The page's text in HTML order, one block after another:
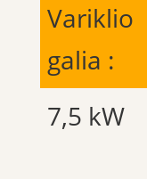
Variklio
galia :
7,5 kW